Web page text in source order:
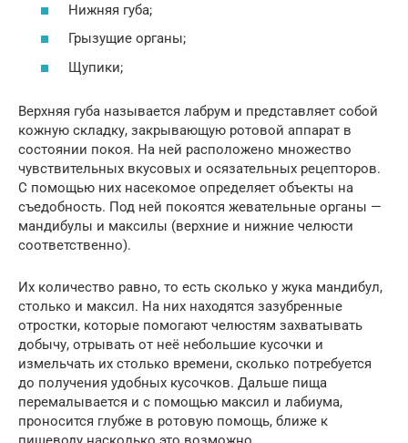
Нижняя губа;
Грызущие органы;
Щупики;
Верхняя губа называется лабрум и представляет собой
кожную складку, закрывающую ротовой аппарат в
состоянии покоя. На ней расположено множество
чувствительных вкусовых и осязательных рецепторов.
С помощью них насекомое определяет объекты на
съедобность. Под ней покоятся жевательные органы —
мандибулы и максилы (верхние и нижние челюсти
соответственно).
Их количество равно, то есть сколько у жука мандибул,
столько и максил. На них находятся зазубренные
отростки, которые помогают челюстям захватывать
добычу, отрывать от неё небольшие кусочки и
измельчать их столько времени, сколько потребуется
до получения удобных кусочков. Дальше пища
перемалывается и с помощью максил и лабиума,
проносится глубже в ротовую помощь, ближе к